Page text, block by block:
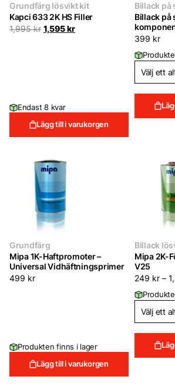
Grundfärg lösvikt kit
Kapci 633 2K HS Filler
1,995kr Det
1,595krDet
Endast 8 kvar
Lägg till i varukorgen
Billack på
Billack på
399 kr
Grundfärg
Mipa 1K-Haftpromoter –
Universal Vidhäftningsprimer
499 kr
Produkten finns i lager
Lägg till i varukorgen
Billack
Mipa 2K-
V25
249 kr –